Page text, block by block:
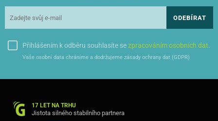
ODEBÍRAT
Přihlášením k odběru souhlasíte sezpracováním osobních dat.
Vaše osobní data chráníme a dodržujeme zásady ochrany dat (GDPR)
17 LET NA TRHU
Jistota silného stabilního partnera